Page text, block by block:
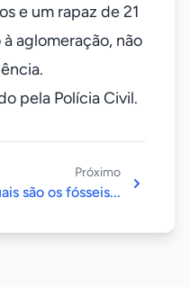
e um rapaz de 21
aglomeração, não
pela Polícia Civil.
Próximo
são os fósseis...